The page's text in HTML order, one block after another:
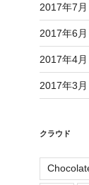
2017年7月
2017年6月
2017年4月
2017年3月
クラウド